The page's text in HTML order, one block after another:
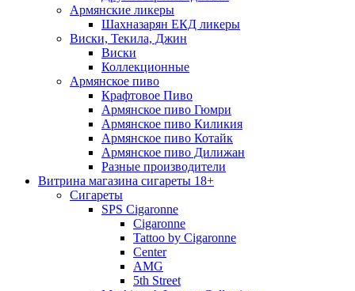
Армянские ликеры
Шахназарян ЕКД ликеры
Виски, Текила, Джин
Виски
Коллекционные
Армянское пиво
Крафтовое Пиво
Армянское пиво Гюмри
Армянское пиво Киликия
Армянское пиво Котайк
Армянское пиво Дилижан
Разные производители
Витрина магазина сигареты 18+
Cигареты
SPS Cigaronne
Сigaronne
Tattoo by Cigaronne
Center
AMG
5th Street